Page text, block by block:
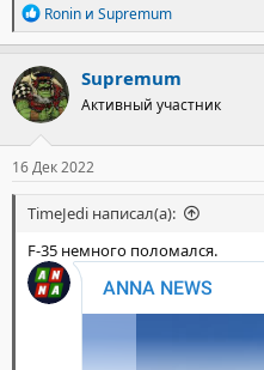
Р
е
а
к
ц
и
и
:
Ronin и Supremum
Supremum
Активный участник
16 Дек 2022
TimeJedi написал(а):
F-35 немного поломался.